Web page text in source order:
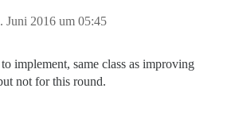
Juni 2016 um 05:45
implement, same class as improving
not for this round.